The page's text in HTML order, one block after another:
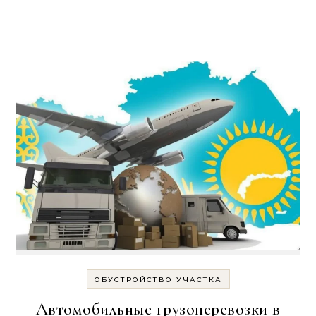
ОБУСТРОЙСТВО УЧАСТКА
Автомобильные грузоперевозки в